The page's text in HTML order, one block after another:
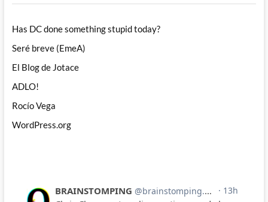
Has DC done something stupid today?
Seré breve (EmeA)
El Blog de Jotace
ADLO!
Rocío Vega
WordPress.org